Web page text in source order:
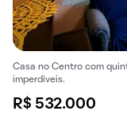
Casa no Centro com
imperdíveis.
R$ 532.000